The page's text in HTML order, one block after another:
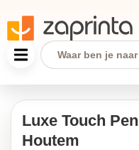
Luxe Touch
Houtem